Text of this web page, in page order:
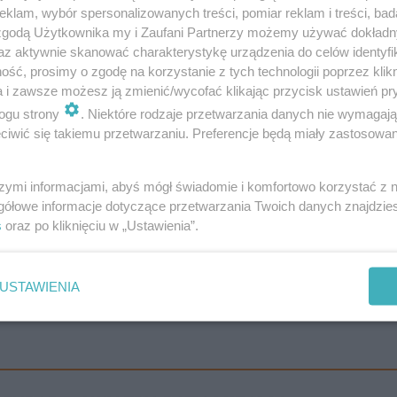
w Ameryce Północnej i Europie oraz hojnymi
i opiniotwórców na całym świecie. Jeżeli jesteście
Kim Petras zagra w Polsce już 2 marca 2024
i światowa trasa koncertowa uzupełniają
GRAMMY (za utwór "Unholy"), udział w Gali Met jako
Sports Illustrated Swimsuit.
.Dodajmy, że trasa oferuje wiele różnych pakietów VIP i
koncertu na wyższy poziom. Pakiety różnią się
wejście na teren koncertu oraz limitowane
wejściówki meet & greet, rozdajemy też na antenie
wybór spersonalizowanych treści, pomiar reklam i treści,
Użytkownika my i Zaufani Partnerzy możemy używać
aktywnie skanować charakterystykę urządzenia do celów
prosimy o zgodę na korzystanie z tych technologii poprzez
i zawsze możesz ją zmienić/wycofać klikając przycisk ustawień
strony
. Niektóre rodzaje przetwarzania danych nie
się takiemu przetwarzaniu. Preferencje będą miały
informacjami, abyś mógł świadomie i komfortowo korzystać z
informacje dotyczące przetwarzania Twoich danych
oraz po kliknięciu w „Ustawienia”.
USTAWIENIA